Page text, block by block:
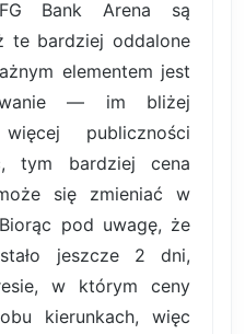
Bank Arena są
te bardziej oddalone
elementem jest
— im bliżej
publiczności
tym bardziej cena
się zmieniać w
pod uwagę, że
jeszcze 2 dni,
w którym ceny
kierunkach, więc